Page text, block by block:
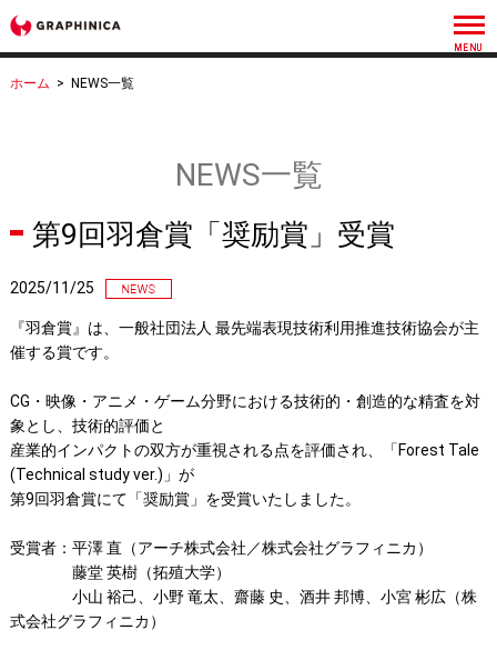
ホーム > NEWS一覧
NEWS一覧
第9回羽倉賞「奨励賞」受賞
2025/11/25
『羽倉賞』は、一般社団法人 最先端表現技術利用推進技術協会が主
催する賞です。
CG・映像・アニメ・ゲーム分野における技術的・創造的な精査を対
象とし、技術的評価と
産業的インパクトの双方が重視される点を評価され、「Forest Tale
(Technical study ver.)」が
第9回羽倉賞にて「奨励賞」を受賞いたしました。
受賞者：平澤 直（アーチ株式会社／株式会社グラフィニカ）
藤堂 英樹（拓殖大学）
小山 裕己、小野 竜太、齋藤 史、酒井 邦博、小宮 彬広（株
式会社グラフィニカ）